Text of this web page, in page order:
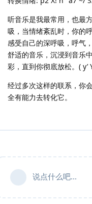
听音乐是我最常用，也最
吸，当情绪紊乱时，你的
感受自己的深呼吸，呼气
舒适的音乐，沉浸到音乐
彩，直到你彻底放松。( y’
经过多次这样的联系，你
全有能力去转化它。
说点什么吧...